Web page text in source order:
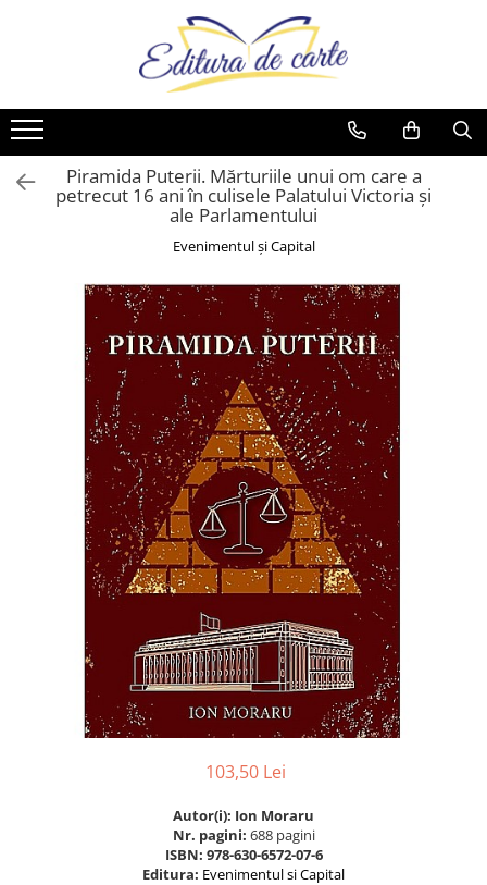
Capital
Evenimentul Zilei
Artă
Beletristică
Business și Economie
Cele mai vândute
Dezvoltare personală
Drept/Legislație
Gastronomie
Istorie/Critica
Jurnale/Memorii
Politică/Geopolitică
Spiritualitate/Ezoterism
Cărți
Reviste
Capital
Evenimentul Istoric
Evenimentul istoric - editii
electronice
Reviste
Comunicate
Cărți
Cărți
Reviste
Piramida Puterii. Mărturiile unui om care a
petrecut 16 ani în culisele Palatului Victoria și
ale Parlamentului
Evenimentul și Capital
103,50 Lei
Autor(i): Ion Moraru
Nr. pagini: 688 pagini
ISBN: 978-630-6572-07-6
Editura: Evenimentul si Capital